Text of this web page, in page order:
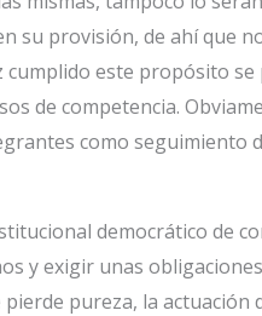
su provisión, de ahí que
cumplido este propósito
de competencia.
como seguimiento
democrático de
y exigir unas
pureza, la